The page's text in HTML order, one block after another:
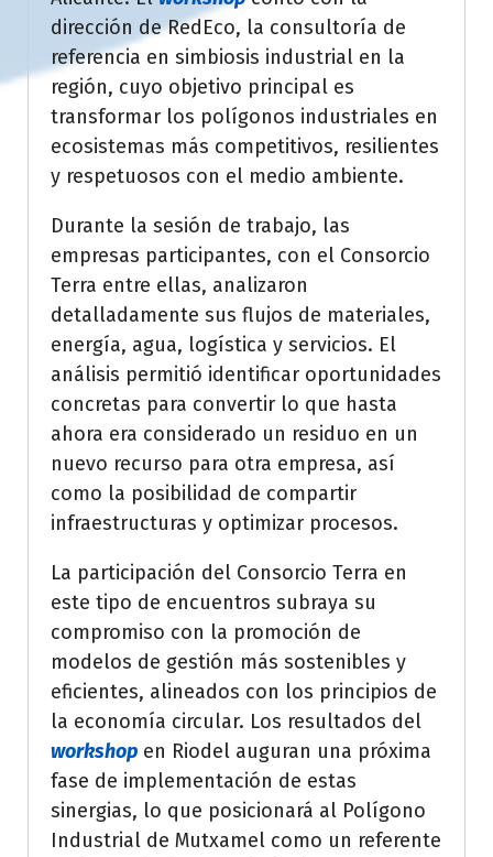
dirección de RedEco, la consultoría de
referencia en simbiosis industrial en la
región, cuyo objetivo principal es
transformar los polígonos industriales en
ecosistemas más competitivos, resilientes
y respetuosos con el medio ambiente.
Durante la sesión de trabajo, las
empresas participantes, con el Consorcio
Terra entre ellas, analizaron
detalladamente sus flujos de materiales,
energía, agua, logística y servicios. El
análisis permitió identificar oportunidades
concretas para convertir lo que hasta
ahora era considerado un residuo en un
nuevo recurso para otra empresa, así
como la posibilidad de compartir
infraestructuras y optimizar procesos.
La participación del Consorcio Terra en
este tipo de encuentros subraya su
compromiso con la promoción de
modelos de gestión más sostenibles y
eficientes, alineados con los principios de
la economía circular. Los resultados del
workshop en Riodel auguran una próxima
fase de implementación de estas
sinergias, lo que posicionará al Polígono
Industrial de Mutxamel como un referente